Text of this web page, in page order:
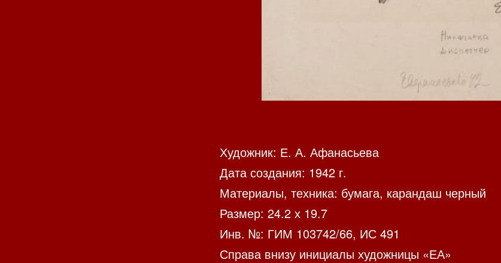
Художник: Е. А. Афанасьева
Дата создания: 1942 г.
Материалы, техника: бумага, карандаш черный
Размер: 24.2 х 19.7
Инв. №: ГИМ 103742/66, ИС 491
Справа внизу инициалы художницы «ЕА»